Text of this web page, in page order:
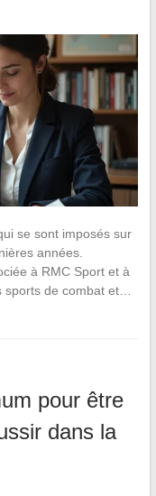
se sont imposés sur
années.
à RMC Sport et à
de combat et…
pour être
dans la